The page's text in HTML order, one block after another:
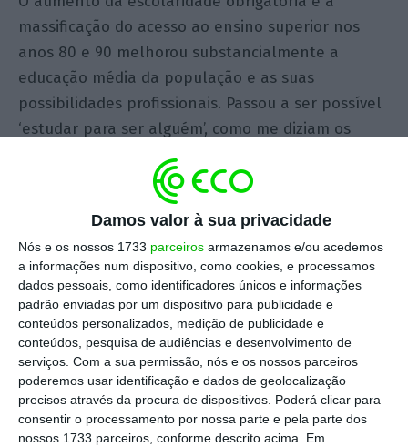
Damos valor à sua privacidade
Nós e os nossos 1733 parceiros armazenamos e/ou acedemos
a informações num dispositivo, como cookies, e processamos
dados pessoais, como identificadores únicos e informações
padrão enviadas por um dispositivo para publicidade e
conteúdos personalizados, medição de publicidade e
conteúdos, pesquisa de audiências e desenvolvimento de
serviços. Com a sua permissão, nós e os nossos parceiros
poderemos usar identificação e dados de geolocalização
precisos através da procura de dispositivos. Poderá clicar para
consentir o processamento por nossa parte e pela parte dos
nossos 1733 parceiros, conforme descrito acima. Em
massificação do acesso ao ensino superior nos
anos 80 e 90 melhorou substancialmente a
educação média da população e as suas
possibilidades profissionais. Passou a ser possível
‘estudar para ser alguém’, como me diziam os
meus pais. Os filhos passaram a estudar mais do
que os pais e, por consequência, alcançaram
melhores ocupações profissionais e mais bem
remuneradas. A origem social parecia estar a
perder importância no destino de cada um.
Durante séculos milhões de portugueses tiveram
de procurar noutros países a realização dos seus
sonhos. Mas nos anos 90 a emigração diminuiu e a
imigração aumentou. Entre 1993 e 2010, o saldo
migratório foi positivo, tendo atingido o valor
máximo de 67 mil em 2000 (Pordata). Portugal